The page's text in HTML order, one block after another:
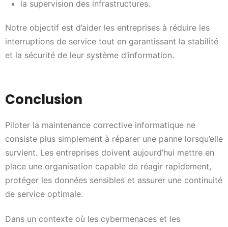
la supervision des infrastructures.
Notre objectif est d’aider les entreprises à réduire les
interruptions de service tout en garantissant la stabilité
et la sécurité de leur système d’information.
Conclusion
Piloter la maintenance corrective informatique ne
consiste plus simplement à réparer une panne lorsqu’elle
survient. Les entreprises doivent aujourd’hui mettre en
place une organisation capable de réagir rapidement,
protéger les données sensibles et assurer une continuité
de service optimale.
Dans un contexte où les cybermenaces et les